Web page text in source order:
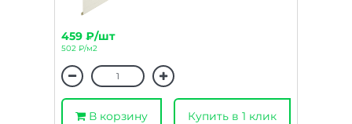
459 ₽/шт
502 ₽/м2
В корзину Купить в 1 клик